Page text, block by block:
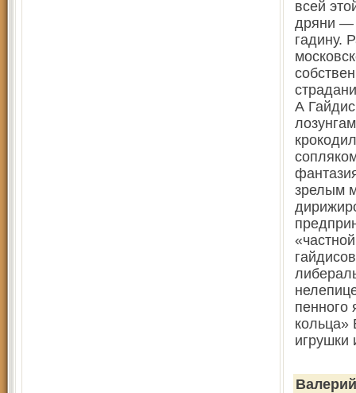
всей
дряни —
гадину.
А
зрелым
пенного
кольца»
игрушки